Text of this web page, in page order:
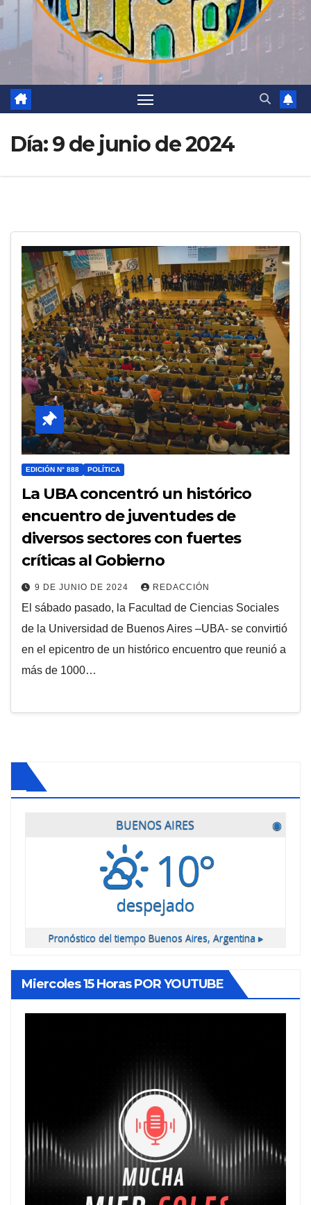
Día:9 de junio de 2024
EDICIÓN N° 888 POLÍTICA
La UBA concentró un histórico
encuentro de juventudes de
diversos sectores con fuertes
críticas al Gobierno
9 DE JUNIO DE 2024 REDACCIÓN
El sábado pasado, la Facultad de Ciencias Sociales
de la Universidad de Buenos Aires –UBA- se convirtió
en el epicentro de un histórico encuentro que reunió a
más de 1000…
BUENOS AIRES ◉
10°
despejado
Pronóstico del tiempo Buenos Aires, Argentina ▸
Miercoles 15 Horas POR YOUTUBE